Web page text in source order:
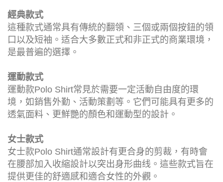
經典款式
這種款式通常具有傳統的翻領、三個或兩個按鈕的領
口以及短袖。适合大多數正式和非正式的商業環境，
是最普遍的選擇。
運動款式
運動款Polo Shirt常見於需要一定活動自由度的環
境，如銷售外勤、活動策劃等。它們可能具有更多的
透氣面料、更鮮艷的顏色和運動型的設計。
女士款式
女士款Polo Shirt通常設計有更合身的剪裁，有時會
在腰部加入收縮設計以突出身形曲线。這些款式旨在
提供更佳的舒適感和適合女性的外觀。